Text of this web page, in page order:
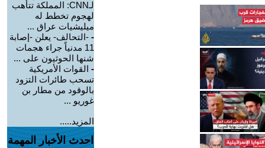
لـCNN: المملكة تتأهب
لهجوم تخطط له
ميليشيات عراق ...
- -التحالف- يعلن -إصابة
11 مدنياً جراء هجمات
شنها الحوثيون على ...
- القوات الأمريكية
تسحب طائرات التزود
بالوقود من مطار بن
غوريو ...
المزيد.....
احدث الأخبار المهمة